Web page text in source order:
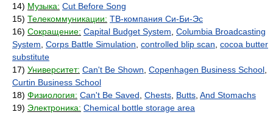
14) Музыка: Cut Before Song
15) Телекоммуникации: ТВ-компания Си-Би-Эс
16) Сокращение: Capital Budget System Columbia Broadcasting
System Corps Battle Simulation controlled blip scan cocoa butter
substitute
17) Университет: Can't Be Shown Copenhagen Business School
Curtin Business School
18) Физиология: Can't Be Saved Chests Butts And Stomachs
19) Электроника: Chemical bottle storage area